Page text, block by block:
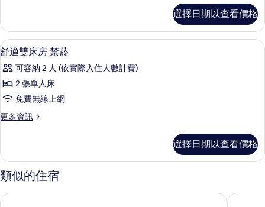
禁
菸
的
所
有
相
片
單
人
房
菸
的
情
選擇日期以查看價格
顯
示
舒
適
雙
床
禁
菸
的
所
客房內保險箱、書桌、免費無線上網、
5
舒適雙床房 禁菸
可容納 2 人 (依實際入住人數計費)
2 張單人床
免費無線上網
更多資訊
更
雙
床
房
菸
選擇日期以查看價格
類似的住宿
THE BLOSSOM HAKATA Premier JR